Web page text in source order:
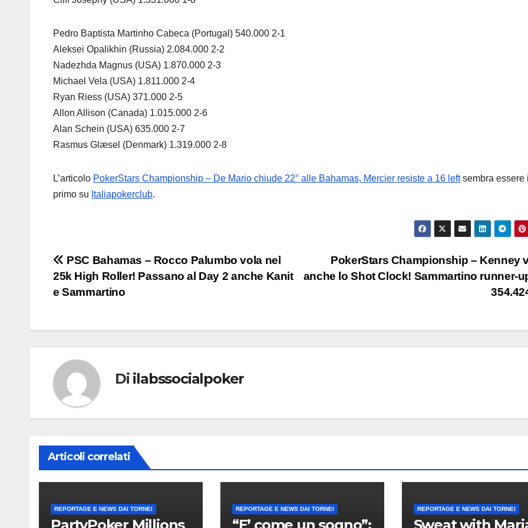
Pedro Baptista Martinho Cabeca (Portugal) 540.000 2-1
Aleksei Opalikhin (Russia) 2.084.000 2-2
Nadezhda Magnus (USA) 1.870.000 2-3
Michael Vela (USA) 1.811.000 2-4
Ryan Riess (USA) 371.000 2-5
Allon Allison (Canada) 1.015.000 2-6
Alan Schein (USA) 635.000 2-7
Rasmus Glæsel (Denmark) 1.319.000 2-8
L’articolo PokerStars Championship – De Mario chiude 22° alle Bahamas, Mercier resiste a 16 leftsembra essere il
primo su Italiapokerclub.
Navigazione
articoli
PokerStars Championship – Kenney
anche lo Shot Clock! Sammartino runner-
PSC Bahamas – Rocco Palumbo vola nel
25k High Roller! Passano al Day 2 anche Kanit
e Sammartino
Di ilabssocialpoker
Articoli correlati
REPORTAGE E NEWS DAI TORNEI REPORTAGE E NEWS DAI TORNEI REPORTAGE E NEWS DAI TORNEI